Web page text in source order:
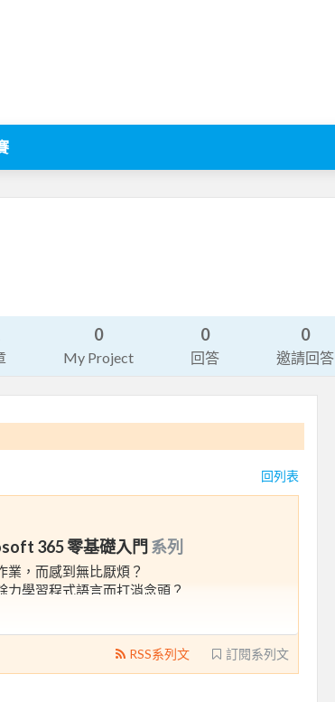
0
My Project
0
回答
0
邀請回答
回列表
365 零基礎入門 系列
，而感到無比厭煩？
學習程式語言而打消念頭？
到上手，新一代資訊工作必備利器－Power
訂閱系列文
RSS系列文